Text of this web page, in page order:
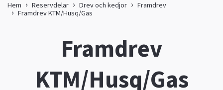
Hem Reservdelar Drev och kedjor
Framdrev
Framdrev KTM/Husq/Gas
Framdrev
KTM/Husq/Gas